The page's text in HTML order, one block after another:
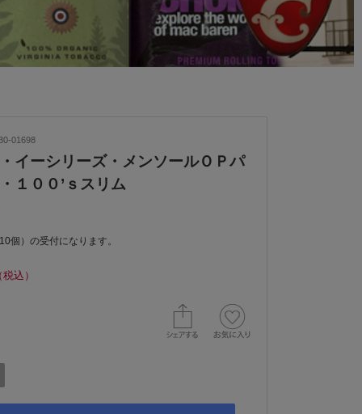
01698
イーシリーズ・メンソールＯＰパ
１００’ｓスリム
個）の受付になります。
税込）